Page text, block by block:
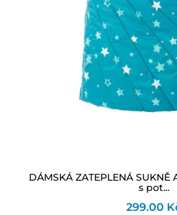
DÁMSKÁ ZATEPLENÁ
s pot...
299.00